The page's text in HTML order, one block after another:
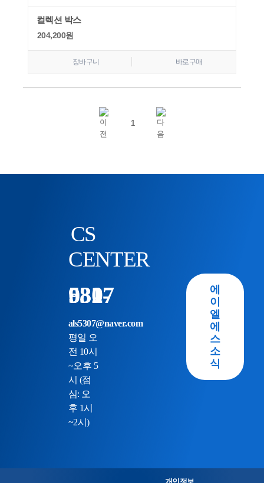
컬렉션 박스
204,200원
장바구니 바로구매
1
CS
CENTER
031-982-5307
als5307@naver.com
평일 오
전 10시
~오후 5
시 (점
심: 오
후 1시
~2시)
에
이
엘
에
스
소
식